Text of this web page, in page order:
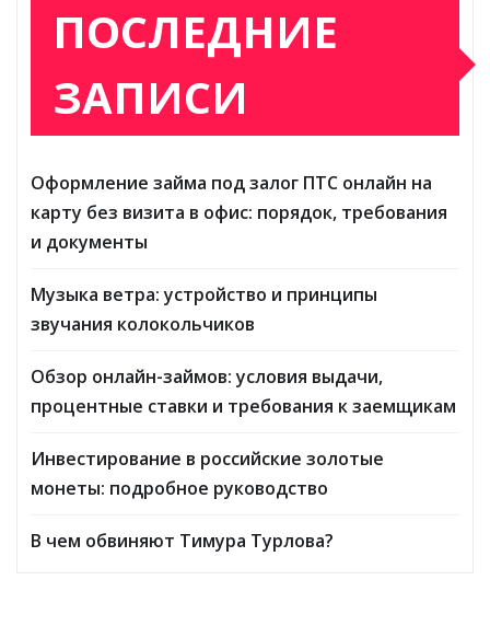
ПОСЛЕДНИЕ
ЗАПИСИ
Оформление займа под залог ПТС онлайн на
карту без визита в офис: порядок, требования
и документы
Музыка ветра: устройство и принципы
звучания колокольчиков
Обзор онлайн-займов: условия выдачи,
процентные ставки и требования к заемщикам
Инвестирование в российские золотые
монеты: подробное руководство
В чем обвиняют Тимура Турлова?